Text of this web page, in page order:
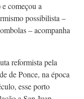
começou a
possibilista –
– acompanha
reformista pela
de Ponce, na época
esse porto